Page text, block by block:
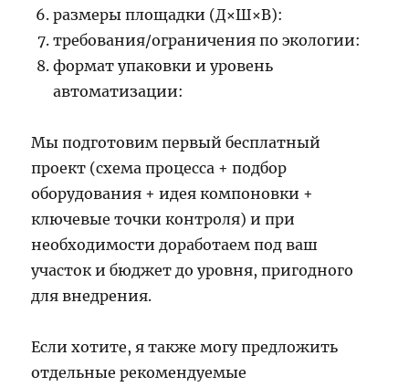
размеры площадки (Д×Ш×В):
требования/ограничения по экологии:
формат упаковки и уровень
автоматизации:
Мы подготовим первый бесплатный
проект (схема процесса + подбор
оборудования + идея компоновки +
ключевые точки контроля) и при
необходимости доработаем под ваш
участок и бюджет до уровня, пригодного
для внедрения.
Если хотите, я также могу предложить
отдельные рекомендуемые